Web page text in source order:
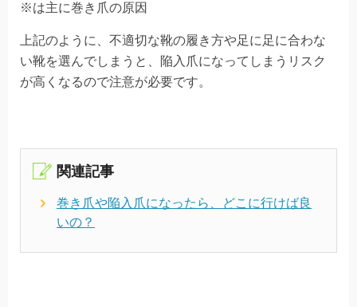
※は主に巻き爪の原因
上記のように、不適切な靴の履き方や足に足に合わな
い靴を選んでしまうと、陥入爪になってしまうリスク
が高くなるので注意が必要です。
関連記事
巻き爪や陥入爪になったら、どこに行けば良
いの？